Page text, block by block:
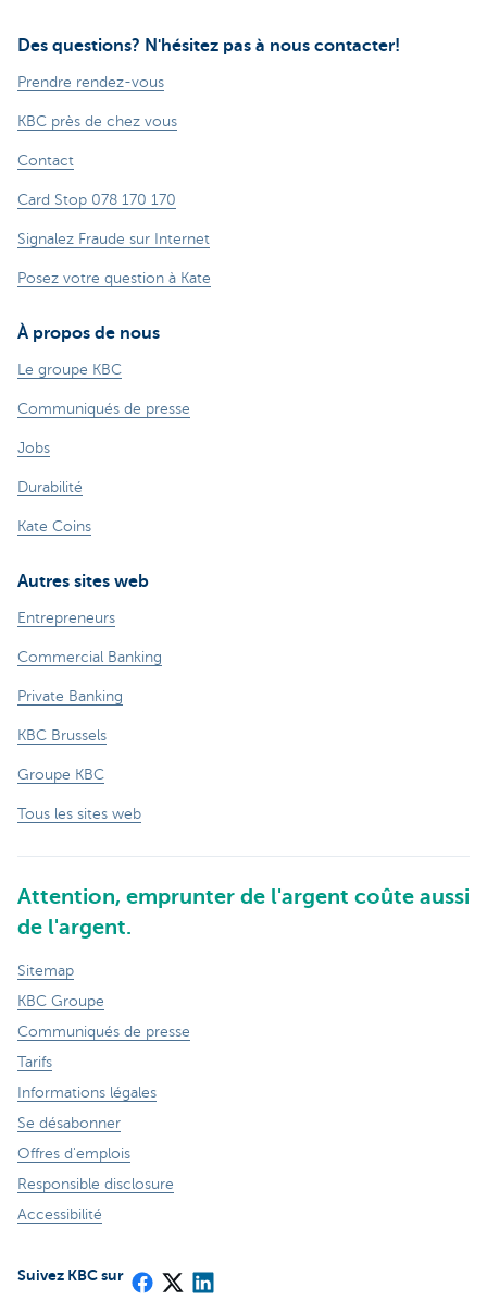
Des questions? N'hésitez pas à nous contacter!
Prendre rendez-vous
KBC près de chez vous
Contact
Card Stop 078 170 170
Signalez Fraude sur Internet
Posez votre question à Kate
À propos de nous
Le groupe KBC
Communiqués de presse
Jobs
Durabilité
Kate Coins
Autres sites web
Entrepreneurs
Commercial Banking
Private Banking
KBC Brussels
Groupe KBC
Tous les sites web
Attention, emprunter de l'argent coûte aussi
de l'argent.
Sitemap
KBC Groupe
Communiqués de presse
Tarifs
Informations légales
Se désabonner
Offres d'emplois
Responsible disclosure
Accessibilité
Suivez KBC sur